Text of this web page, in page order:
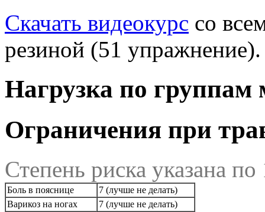
Скачать видеокурс со
резиной (51 упражнение).
Нагрузка по
Ограничения при
Степень риска указана
Боль в пояснице
7 (лучше не делать)
Варикоз на ногах
7 (лучше не делать)